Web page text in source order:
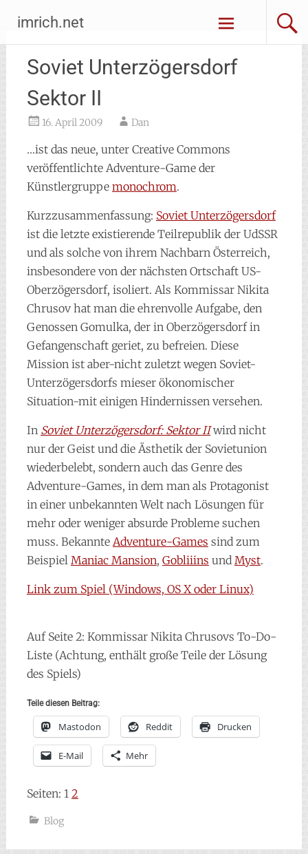
Inhalt
springen
imrich.net
Soviet Unterzögersdorf
Sektor II
16. April 2009 Dan
…ist das neue, unter Creative Commons
veröffentlichte Adventure-Game der
Künstlergruppe monochrom.
Kurzzusammenfassung: Soviet Unterzögersdorf
ist die letzte existierende Teilrepublik der UdSSR
und als solche von ihrem Nachbarn Österreich,
insbesondere von der nächsten Ortschaft US-
Oberzögersdorf, isoliert. Als Kommissar Nikita
Chrusov hat man die ehrenvolle Aufgabe, den
Genossen Gomulka, der in Oberzögersdorf in
Gefangenschaft geriet, zu befreien. Diese
Mission ist aber-nicht zuletzt wegen Soviet-
Unterzögersdorfs mieser ökonomischer
Situation-mit einigen Hindernissen versehen.
In Soviet Unterzögersdorf: Sektor IIwird nicht
nur der Geist und die Ästhetik der Sovietunion
wiederbelebt, sondern auch das Genre des
Adventure-Games, in dem man als Protagonist
in einer unbekannten Welt nach Lösungen für
mehr oder weniger absurde Probleme suchen
muss. Bekannte Adventure-Games sind zum
Beispiel Maniac Mansion, Gobliiins und Myst.
Link zum Spiel (Windows, OS X oder Linux)
Auf Seite 2: Kommissar Nikita Chrusovs To-Do-
Liste (Achtung, enthält große Teile der Lösung
des Spiels)
Teile diesen Beitrag:
Mastodon Reddit Drucken
E-Mail Mehr
Seiten: 1 2
Blog